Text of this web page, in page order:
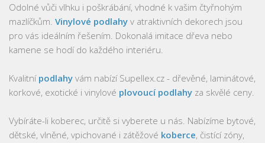
Odolné vůči vlhku i poškrábání, vhodné k vašim čtyřnohým
mazlíčkům. Vinylové podlahy v atraktivních dekorech jsou
pro vás ideálním řešením. Dokonalá imitace dřeva nebo
kamene se hodí do každého interiéru.
Kvalitní podlahy vám nabízí Supellex.cz - dřevěné, laminátové,
korkové, exotické i vinylové plovoucí podlahy za skvělé ceny.
Vybíráte-li koberec, určitě si vyberete u nás. Nabízíme bytové,
dětské, vlněné, vpichované i zátěžové koberce, čistící zóny,